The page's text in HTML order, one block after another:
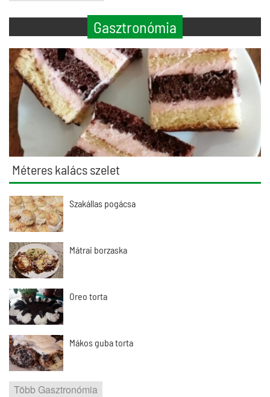
Gasztronómia
Méteres kalács szelet
Szakállas pogácsa
Mátrai borzaska
Oreo torta
Mákos guba torta
Több Gasztronómia